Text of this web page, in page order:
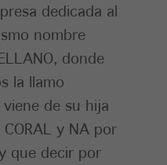
dedicada al
nombre
donde
la llamo
viene de su hija
y NA por
que decir por